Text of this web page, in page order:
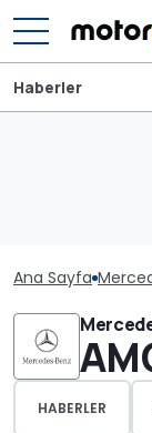
Haberler
Ana Sayfa
HABERLER